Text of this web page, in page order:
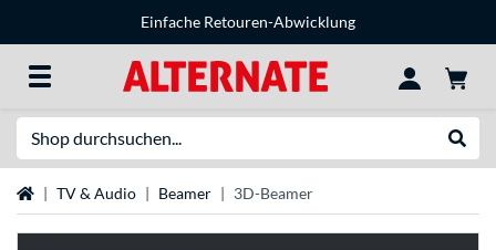
Einfache Retouren-Abwicklung
StartseiteTV & Audio Beamer 3D-Beamer